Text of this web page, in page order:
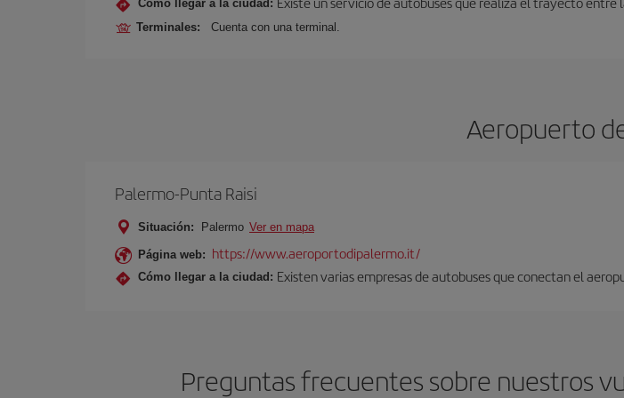
Cómo llegar a la ciudad:
Terminales: Cuenta con una terminal.
Aeropuerto
Palermo-Punta Raisi
Situación: Palermo Ver en mapa
Página web: https://www.aeroportodipalermo.it/
Cómo llegar a la ciudad: Existen varias empresas de autobuses que conectan el
Preguntas frecuentes sobre nuestros